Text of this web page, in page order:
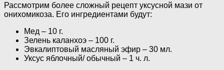
Рассмотрим более сложный рецепт уксусной мази от
онихомикоза. Его ингредиентами будут:
Мед – 10 г.
Зелень каланхоэ – 100 г.
Эвкалиптовый масляный эфир – 30 мл.
Уксус яблочный/ обычный – 1 ч. л.